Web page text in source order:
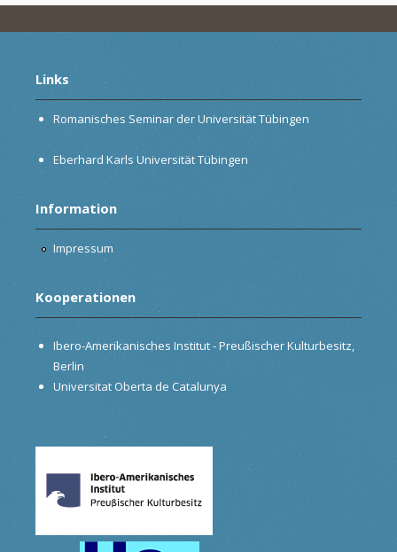
Links
Romanisches Seminar der Universität Tübingen
Eberhard Karls Universität Tübingen
Information
Impressum
Kooperationen
Ibero-Amerikanisches Institut - Preußischer Kulturbesitz,
Berlin
Universitat Oberta de Catalunya